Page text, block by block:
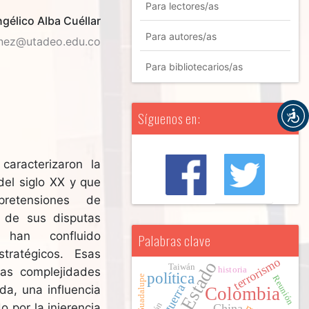
Alba Cuéllar
la
siglo XX y que
de
sus disputas
confluido
Esas
complejidades
una influencia
Para lectores/as
Para autores/as
Para bibliotecarios/as
Síguenos en:
Palabras clave
Colombia
Estado
política
guerra
terrorismo
Guadalupe Reunión
historia
Taiwán